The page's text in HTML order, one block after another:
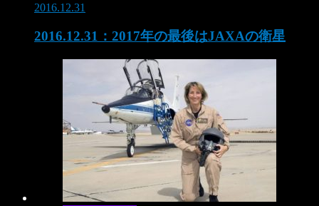
2016.12.31
2016.12.31：2017年の最後はJAXAの衛星